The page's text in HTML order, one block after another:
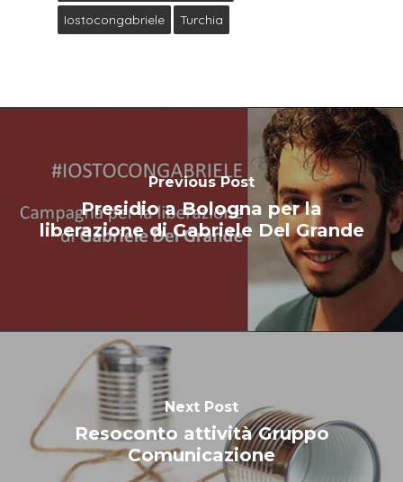
Iostocongabriele
Turchia
Previous Post
Presidio a Bologna per la
liberazione di Gabriele Del Grande
Next Post
Resoconto attività Gruppo
Comunicazione